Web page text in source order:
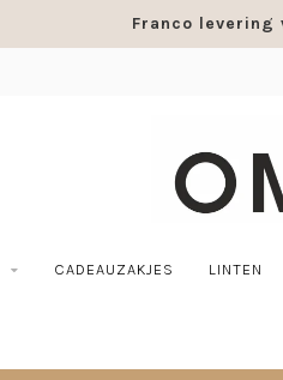
Franco levering
CADEAUZAKJES LINTEN